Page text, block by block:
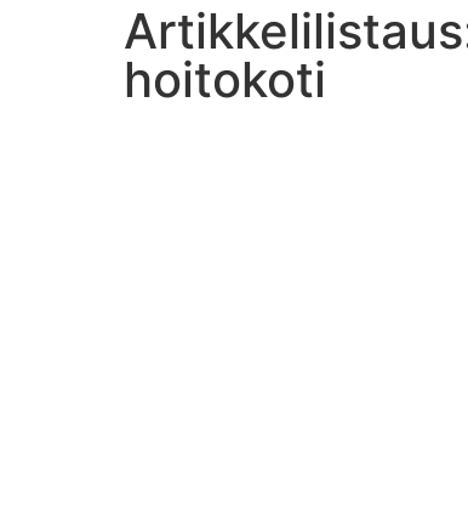
hoitokoti